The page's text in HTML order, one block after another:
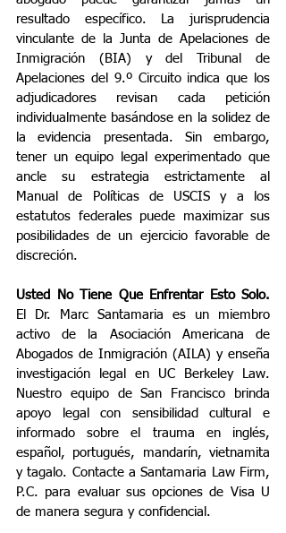
resultado específico. La jurisprudencia
vinculante de la Junta de Apelaciones de
Inmigración (BIA) y del Tribunal de
Apelaciones del 9.º Circuito indica que los
adjudicadores revisan cada petición
individualmente basándose en la solidez de
la evidencia presentada. Sin embargo,
tener un equipo legal experimentado que
ancle su estrategia estrictamente al
Manual de Políticas de USCIS y a los
estatutos federales puede maximizar sus
posibilidades de un ejercicio favorable de
discreción.
Usted No Tiene Que Enfrentar Esto Solo.
El Dr. Marc Santamaria es un miembro
activo de la Asociación Americana de
Abogados de Inmigración (AILA) y enseña
investigación legal en UC Berkeley Law.
Nuestro equipo de San Francisco brinda
apoyo legal con sensibilidad cultural e
informado sobre el trauma en inglés,
español, portugués, mandarín, vietnamita
y tagalo. Contacte a Santamaria Law Firm,
P.C. para evaluar sus opciones de Visa U
de manera segura y confidencial.